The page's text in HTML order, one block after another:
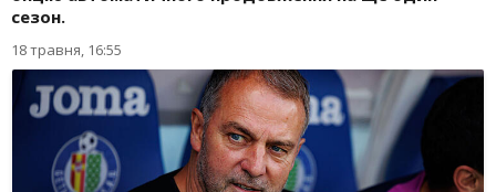
сезон.
18 травня, 16:55